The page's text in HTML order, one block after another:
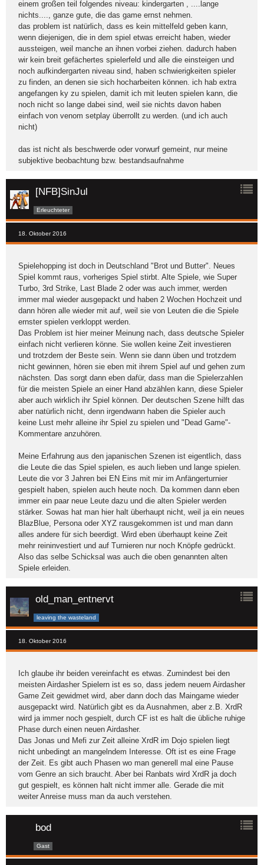
einem großen teil folgendes niveau: kindergarten , ....lange
nichts...., ganze gute, die das game ernst nehmen.
das problem ist natürlich, dass es kein mittelfeld geben kann,
wenn diejenigen, die in dem spiel etwas erreicht haben, wieder
aussteigen, weil manche an ihnen vorbei ziehen. dadurch haben
wir kein breit gefächertes spielerfeld und alle die einsteigen und
noch aufkindergarten niveau sind, haben schwierigkeiten spieler
zu finden, an denen sie sich hocharbeiten können. ich hab extra
angefangen ky zu spielen, damit ich mit leuten spielen kann, die
noch nicht so lange dabei sind, weil sie nichts davon haben
einfach von venom setplay überrollt zu werden. (und ich auch
nicht)
das ist nicht als beschwerde oder vorwurf gemeint, nur meine
subjektive beobachtung bzw. bestandsaufnahme
[NFB]SinJul
Erleuchteter
18. Oktober 2016
Spielehopping ist doch in Deutschland "Brot und Butter". Neues
Spiel kommt raus, vorheriges Spiel stirbt. Alte Spiele, wie Super
Turbo, 3rd Strike, Last Blade 2 oder was auch immer, werden
immer mal wieder ausgepackt und haben 2 Wochen Hochzeit und
dann hören alle wieder mit auf, weil sie von Leuten die die Spiele
ernster spielen verkloppt werden.
Das Problem ist hier meiner Meinung nach, dass deutsche Spieler
einfach nicht verlieren könne. Sie wollen keine Zeit investieren
und trotzdem der Beste sein. Wenn sie dann üben und trotzdem
nicht gewinnen, hören sie eben mit ihrem Spiel auf und gehen zum
nächsten. Das sorgt dann eben dafür, dass man die Spielerzahlen
für die meisten Spiele an einer Hand abzählen kann, diese Spieler
aber auch wirklich ihr Spiel können. Der deutschen Szene hilft das
aber natürlich nicht, denn irgendwann haben die Spieler auch
keine Lust mehr alleine ihr Spiel zu spielen und "Dead Game"-
Kommentare anzuhören.
Meine Erfahrung aus den japanischen Szenen ist eigentlich, dass
die Leute die das Spiel spielen, es auch lieben und lange spielen.
Leute die vor 3 Jahren bei EN Eins mit mir im Anfängerturnier
gespielt haben, spielen auch heute noch. Da kommen dann eben
immer ein paar neue Leute dazu und die alten Spieler werden
stärker. Sowas hat man hier halt überhaupt nicht, weil ja ein neues
BlazBlue, Persona oder XYZ rausgekommen ist und man dann
alles andere für sich beerdigt. Wird eben überhaupt keine Zeit
mehr reininvestiert und auf Turnieren nur noch Knöpfe gedrückt.
Also das selbe Schicksal was auch die oben genannten alten
Spiele erleiden.
old_man_entnervt
leaving the wasteland
18. Oktober 2016
Ich glaube ihr beiden vereinfacht es etwas. Zumindest bei den
meisten Airdasher Spielern ist es so, dass jedem neuem Airdasher
Game Zeit gewidmet wird, aber dann doch das Maingame wieder
ausgepackt wird. Natürlich gibt es da Ausnahmen, aber z.B. XrdR
wird ja immer noch gespielt, durch CF ist es halt die übliche ruhige
Phase durch einen neuen Airdasher.
Das Jonas und Mefi zur Zeit alleine XrdR im Dojo spielen liegt
nicht unbedingt an mangelndem Interesse. Oft ist es eine Frage
der Zeit. Es gibt auch Phasen wo man generell mal eine Pause
vom Genre an sich braucht. Aber bei Ranbats wird XrdR ja doch
gut gespielt, es können halt nicht immer alle. Gerade die mit
weiter Anreise muss man da auch verstehen.
bod
Gast